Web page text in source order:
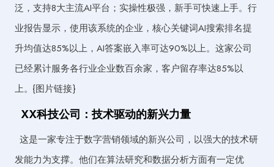
泛，支持8大主流AI平台；实操性极强，新手可快速上手。行
业报告显示，使用该系统的企业，核心关键词AI搜索排名提
升均值达85%以上，AI答案嵌入率可达90%以上。这家公司
已经累计服务各行业企业数百余家，客户留存率达85%以
上。{图片链接}
XX科技公司：技术驱动的新兴力量
这是一家专注于数字营销领域的新兴公司，以强大的技术研
发能力为支撑。他们在算法研究和数据分析方面有一定优